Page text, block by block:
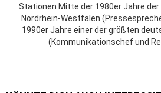
Stationen Mitte der 1980er Jahre
Nordrhein-Westfalen
1990er Jahre einer der größten
(Kommunikationschef und